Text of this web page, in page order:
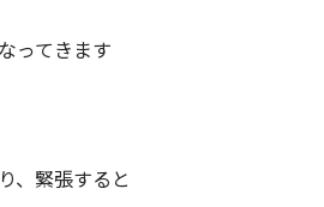
ってきます
、緊張すると